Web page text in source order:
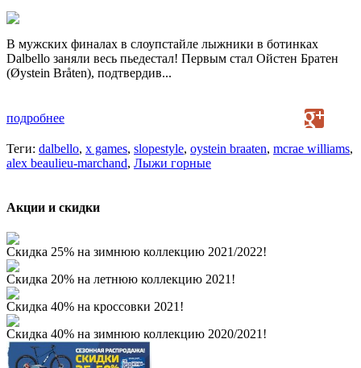
В мужских финалах в слоупстайле лыжники в ботинках
Dalbello заняли весь пьедестал! Первым стал Ойстен Братен
(Øystein Bråten), подтвердив...
подробнее
Теги: dalbello, x games, slopestyle, oystein braaten, mcrae williams,
alex beaulieu-marchand, Лыжи горные
Акции и скидки
Скидка 25% на зимнюю коллекцию 2021/2022!
Скидка 20% на летнюю коллекцию 2021!
Скидка 40% на кроссовки 2021!
Скидка 40% на зимнюю коллекцию 2020/2021!